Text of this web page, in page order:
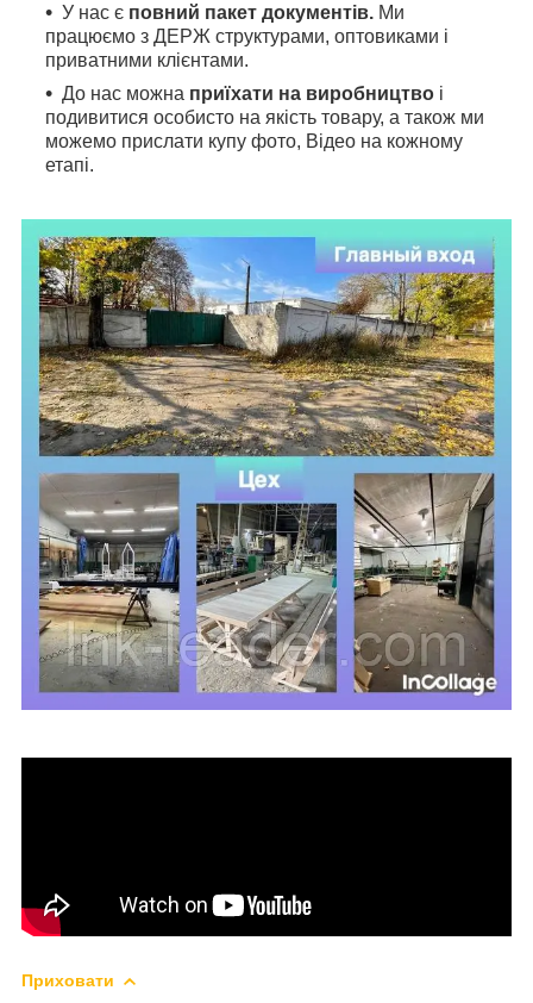
У нас є повний пакет документів. Ми
працюємо з ДЕРЖ структурами, оптовиками і
приватними клієнтами.
До нас можна приїхати на виробництво і
подивитися особисто на якість товару, а також ми
можемо прислати купу фото, Відео на кожному
етапі.
Приховати